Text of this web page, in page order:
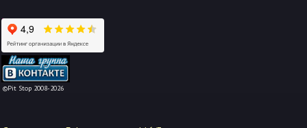
©Pit Stop 2008-2026
-->